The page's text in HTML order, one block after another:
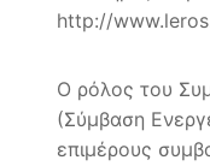
http://
Ο ρόλος του
(Σύμβαση
επιμέρους